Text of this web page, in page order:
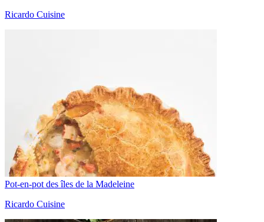
Ricardo Cuisine
Pot-en-pot des îles de la Madeleine
Ricardo Cuisine